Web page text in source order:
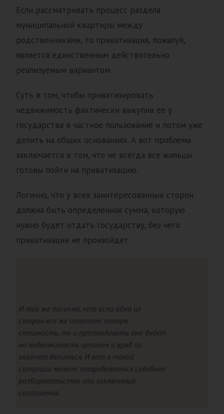
Если рассматривать процесс раздела
муниципальной квартиры между
родственниками, то приватизация, пожалуй,
является единственным действительно
реализуемым вариантом.
Суть в том, чтобы приватизировать
недвижимость фактически выкупив ее у
государства в частное пользование и потом уже
делить на общих основаниях. А вот проблема
заключается в том, что не всегда все жильцы
готовы пойти на приватизацию.
Логично, что у всех заинтересованных сторон
должна быть определенная сумма, которую
нужно будет отдать государству, без чего
приватизации не произойдет.
И так же логично, что если одна из
сторон все же оплатит полную
стоимость, то и претендовать она будет
на недвижимость целиком и вряд ли
захочет делиться. И вот в такой
ситуации может потребоваться судебное
разбирательство или заключение
соглашения.